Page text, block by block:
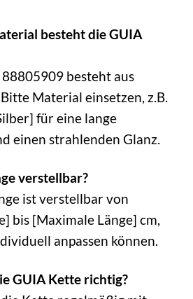
besteht die GUIA
besteht aus
Material einsetzen, z.B.
für eine lange
einen strahlenden Glanz.
verstellbar?
ist verstellbar von
bis [Maximale Länge] cm,
anpassen können.
GUIA Kette richtig?